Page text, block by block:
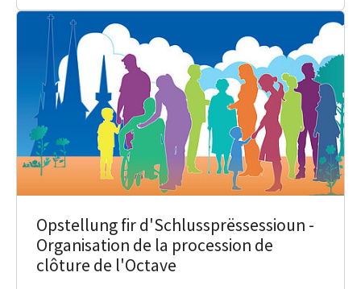
Opstellung fir d'Schlussprëssessioun -
Organisation de la procession de
clôture de l'Octave